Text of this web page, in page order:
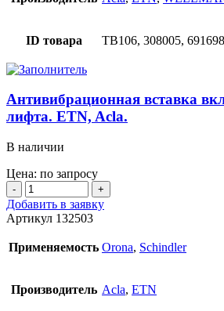
ID товара TB106, 308005, 691698
Антивибрационная вставка
лифта. ETN, Acla.
В наличии
Цена: по запросу
Количество
товара
Антивибрационная
вставка
вкладыша
ETN,
Добавить в заявку
Артикул 132503
Применяемость Orona, Schindler
Производитель Acla, ETN